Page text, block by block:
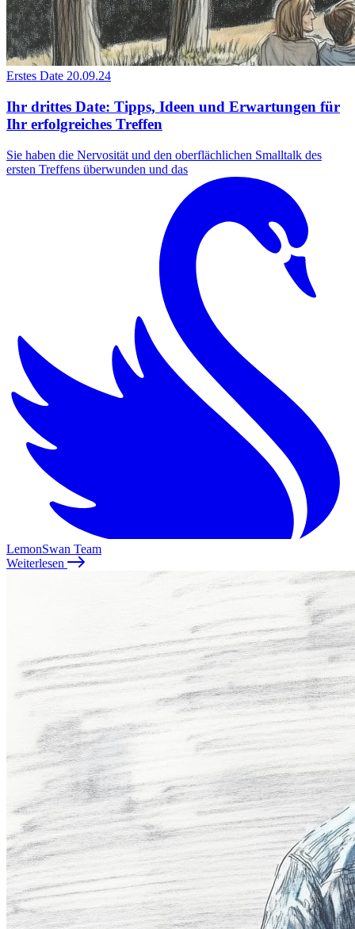
Erstes Date 20.09.24
Ihr drittes Date: Tipps, Ideen und Erwartungen für
Ihr erfolgreiches Treffen
Sie haben die Nervosität und den oberflächlichen Smalltalk des
ersten Treffens überwunden und das
LemonSwan Team
Weiterlesen